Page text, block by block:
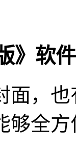
》软
面，
够全